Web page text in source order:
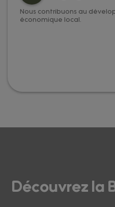
Nous contribuons au
économique local.
Découvrez la